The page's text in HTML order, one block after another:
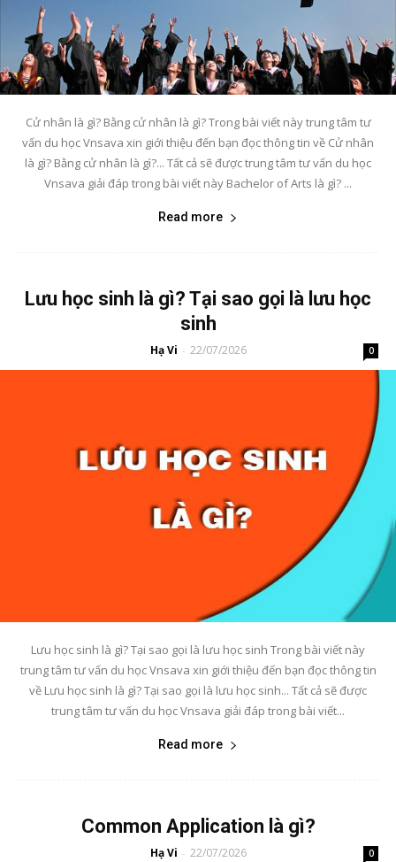
Cử nhân là gì? Bằng cử nhân là gì? Trong bài viết này trung tâm tư
vấn du học Vnsava xin giới thiệu đến bạn đọc thông tin về Cử nhân
là gì? Bằng cử nhân là gì?... Tất cả sẽ được trung tâm tư vấn du học
Vnsava giải đáp trong bài viết này Bachelor of Arts là gì? ...
Read more
Lưu học sinh là gì? Tại sao gọi là lưu học
sinh
Hạ Vi - 22/07/2026 0
Lưu học sinh là gì? Tại sao gọi là lưu học sinh Trong bài viết này
trung tâm tư vấn du học Vnsava xin giới thiệu đến bạn đọc thông tin
về Lưu học sinh là gì? Tại sao gọi là lưu học sinh... Tất cả sẽ được
trung tâm tư vấn du học Vnsava giải đáp trong bài viết...
Read more
Common Application là gì?
Hạ Vi - 22/07/2026 0